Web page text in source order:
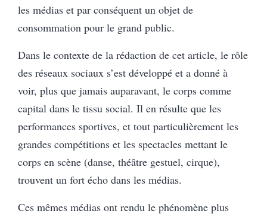
les médias et par conséquent un objet de
consommation pour le grand public.
Dans le contexte de la rédaction de cet article, le rôle
des réseaux sociaux s’est développé et a donné à
voir, plus que jamais auparavant, le corps comme
capital dans le tissu social. Il en résulte que les
performances sportives, et tout particulièrement les
grandes compétitions et les spectacles mettant le
corps en scène (danse, théâtre gestuel, cirque),
trouvent un fort écho dans les médias.
Ces mêmes médias ont rendu le phénomène plus